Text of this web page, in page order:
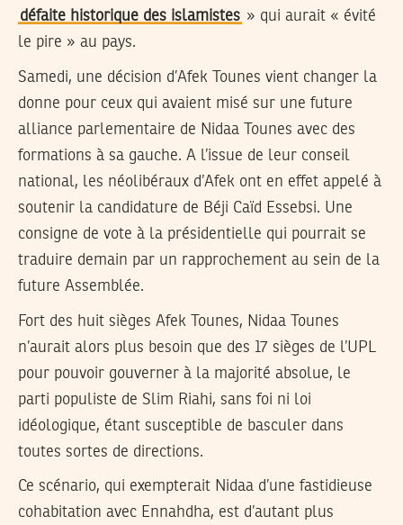
défaite historique des islamistes » qui aurait « évité
le pire » au pays.
Samedi, une décision d’Afek Tounes vient changer la
donne pour ceux qui avaient misé sur une future
alliance parlementaire de Nidaa Tounes avec des
formations à sa gauche. A l’issue de leur conseil
national, les néolibéraux d’Afek ont en effet appelé à
soutenir la candidature de Béji Caïd Essebsi. Une
consigne de vote à la présidentielle qui pourrait se
traduire demain par un rapprochement au sein de la
future Assemblée.
Fort des huit sièges Afek Tounes, Nidaa Tounes
n’aurait alors plus besoin que des 17 sièges de l’UPL
pour pouvoir gouverner à la majorité absolue, le
parti populiste de Slim Riahi, sans foi ni loi
idéologique, étant susceptible de basculer dans
toutes sortes de directions.
Ce scénario, qui exempterait Nidaa d’une fastidieuse
cohabitation avec Ennahdha, est d’autant plus